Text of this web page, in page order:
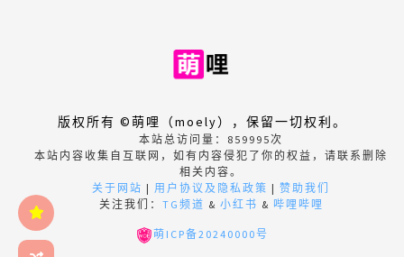
版权所有 ©萌哩（moely），保留一切权利。
本站总访问量： 859995次
本站内容收集自互联网，如有内容侵犯了你的权益，请联系删除
相关内容。
关于网站 | 用户协议及隐私政策 | 赞助我们
关注我们： TG频道 & 小红书 & 哔哩哔哩
萌ICP备20240000号